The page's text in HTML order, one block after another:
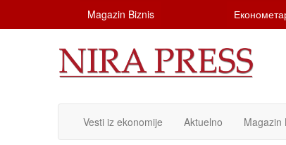
Magazin Biznis
Vesti iz ekonomije Aktuelno Magazin